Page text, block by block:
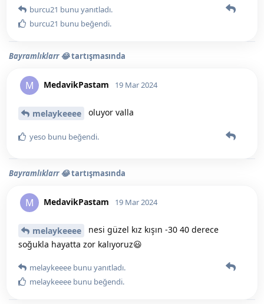
burcu21 bunu yanıtladı.
burcu21 bunu beğendi.
Bayramlıklarr 😂tartışmasında
M MedavikPastam 19 Mar 2024
melaykeeee oluyor valla
yeso bunu beğendi.
Bayramlıklarr 😂tartışmasında
M MedavikPastam 19 Mar 2024
melaykeeee
nesi güzel kız kışın -30 40 derece
soğukla hayatta zor kalıyoruz😃
melaykeeee bunu yanıtladı.
melaykeeee bunu beğendi.